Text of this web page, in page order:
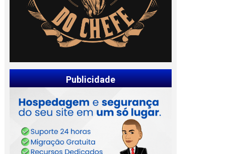
Publicidade